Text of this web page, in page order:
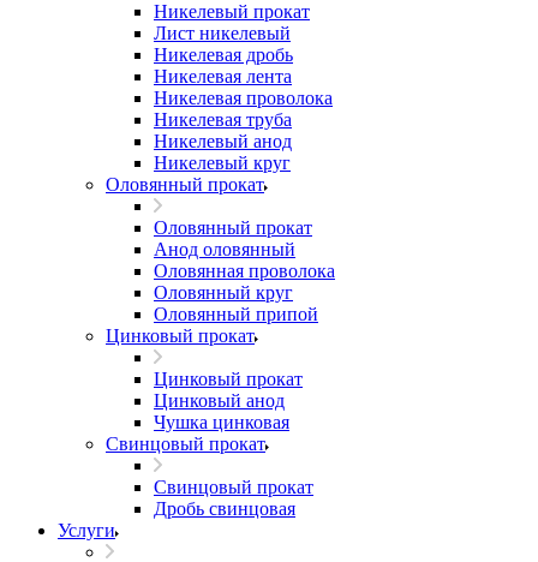
Никелевый прокат
Лист никелевый
Никелевая дробь
Никелевая лента
Никелевая проволока
Никелевая труба
Никелевый анод
Никелевый круг
Оловянный прокат
Оловянный прокат
Анод оловянный
Оловянная проволока
Оловянный круг
Оловянный припой
Цинковый прокат
Цинковый прокат
Цинковый анод
Чушка цинковая
Свинцовый прокат
Свинцовый прокат
Дробь свинцовая
Услуги